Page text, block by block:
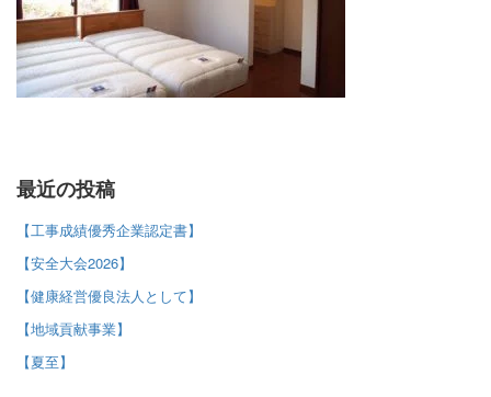
最近の投稿
【工事成績優秀企業認定書】
【安全大会2026】
【健康経営優良法人として】
【地域貢献事業】
【夏至】